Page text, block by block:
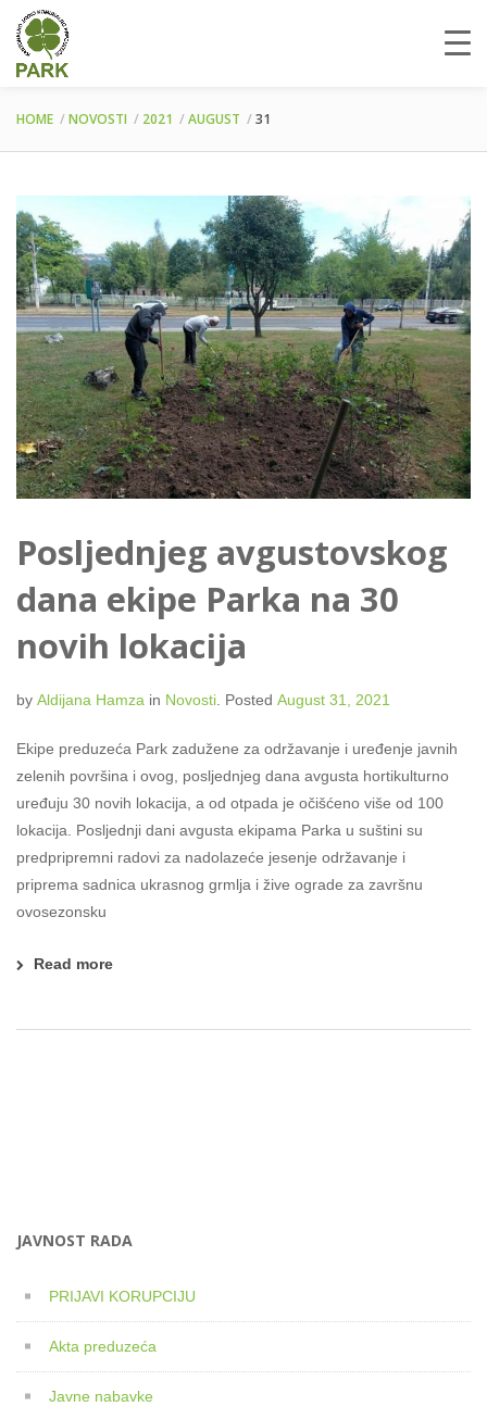
HOME NOVOSTI 2021 AUGUST 31
Posljednjeg avgustovskog
dana ekipe Parka na 30
novih lokacija
by Aldijana Hamza in Novosti Posted August 31, 2021
Ekipe preduzeća Park zadužene za održavanje i uređenje javnih
zelenih površina i ovog, posljednjeg dana avgusta hortikulturno
uređuju 30 novih lokacija, a od otpada je očišćeno više od 100
lokacija. Posljednji dani avgusta ekipama Parka u suštini su
predpripremni radovi za nadolazeće jesenje održavanje i
priprema sadnica ukrasnog grmlja i žive ograde za završnu
ovosezonsku
Read more
JAVNOST RADA
PRIJAVI KORUPCIJU
Akta preduzeća
Javne nabavke